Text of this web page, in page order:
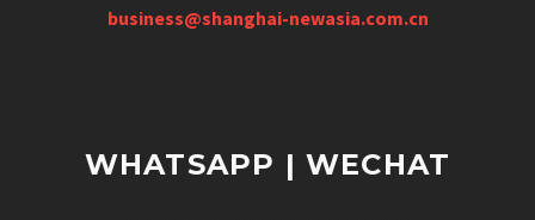
business@shanghai-newasia.com.cn
WHATSAPP | WECHAT